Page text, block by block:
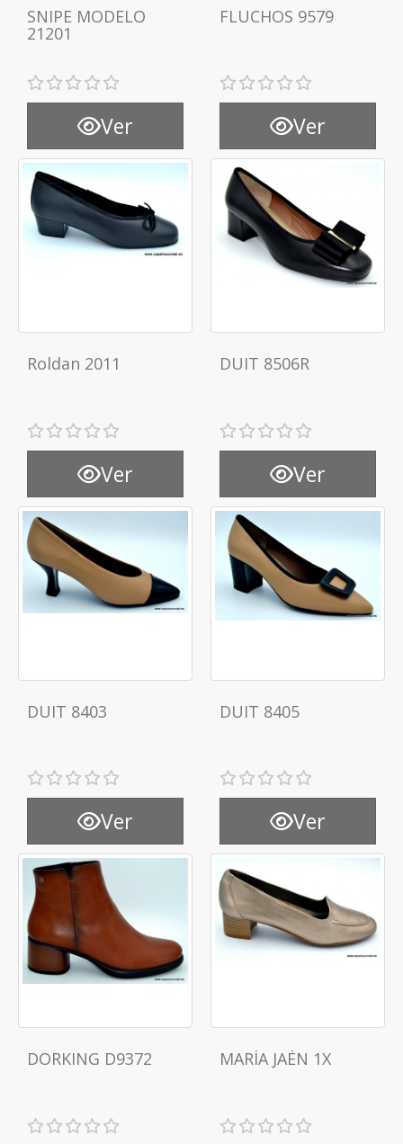
SNIPE MODELO
21201
Ver
FLUCHOS 9579
Ver
Roldan 2011
Ver
DUIT 8506R
Ver
DUIT 8403
Ver
DUIT 8405
Ver
DORKING D9372 MARÍA JAÉN 1X